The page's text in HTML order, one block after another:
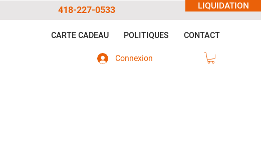
LIQUIDATION
418-227-0533
CARTE CADEAU POLITIQUES CONTACT
Connexion